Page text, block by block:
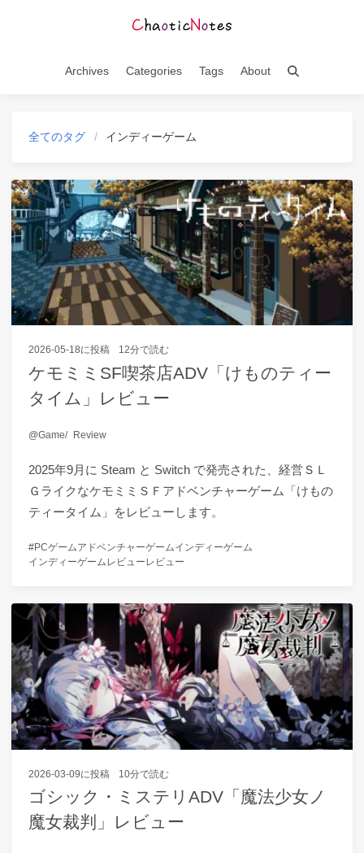
Archives Categories Tags About
全てのタグ インディーゲーム
2026-05-18に投稿 12分で読む
ケモミミSF喫茶店ADV「けものティー
タイム」レビュー
Game Review
2025年9月に Steam と Switch で発売された、経営ＳＬ
ＧライクなケモミミＳＦアドベンチャーゲーム「けもの
ティータイム」をレビューします。
PCゲームアドベンチャーゲームインディーゲーム
インディーゲームレビューレビュー
2026-03-09に投稿 10分で読む
ゴシック・ミステリADV「魔法少女ノ
魔女裁判」レビュー